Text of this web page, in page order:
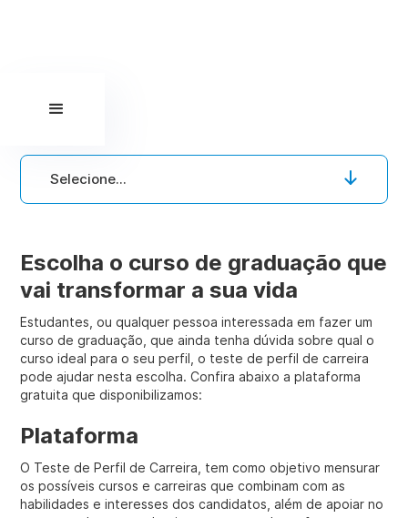
Selecione...
Escolha o curso de graduação que
vai transformar a sua vida
Estudantes, ou qualquer pessoa interessada em fazer um
curso de graduação, que ainda tenha dúvida sobre qual o
curso ideal para o seu perfil, o teste de perfil de carreira
pode ajudar nesta escolha. Confira abaixo a plataforma
gratuita que disponibilizamos:
Plataforma
O Teste de Perfil de Carreira, tem como objetivo mensurar
os possíveis cursos e carreiras que combinam com as
habilidades e interesses dos candidatos, além de apoiar no